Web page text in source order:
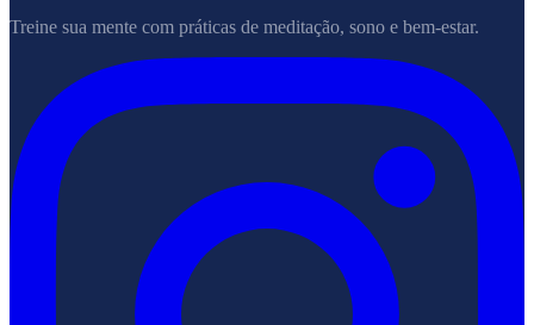
Treine sua mente com práticas de meditação, sono e bem-estar.